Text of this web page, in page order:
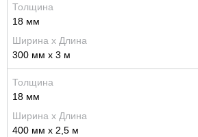
Толщина
18 мм
Ширина x Длина
300 мм x 3 м
Толщина
18 мм
Ширина x Длина
400 мм x 2,5 м